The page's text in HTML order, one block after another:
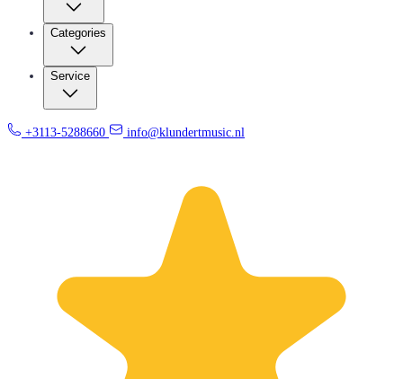
Categories
Service
+3113-5288660 info@klundertmusic.nl